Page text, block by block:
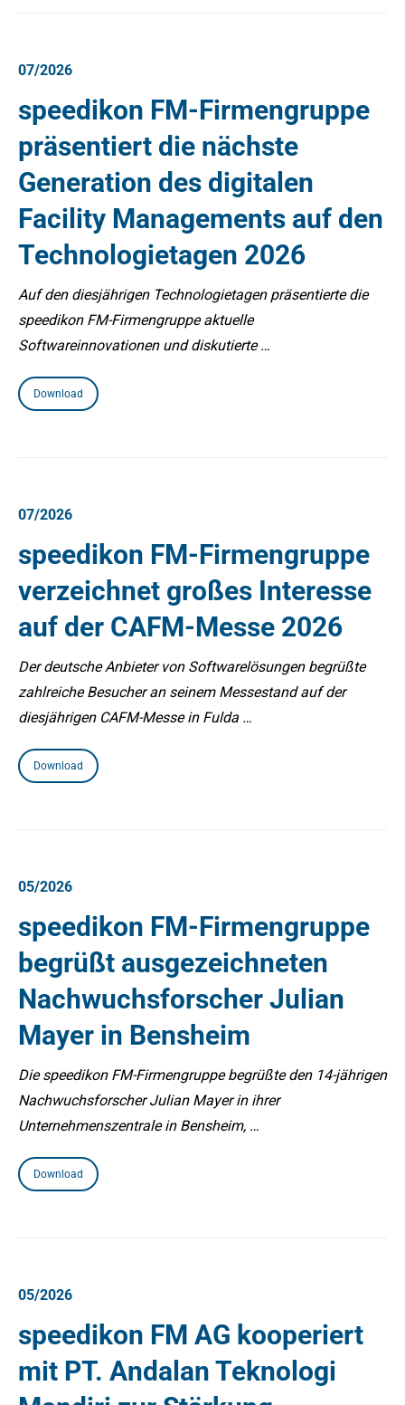
07/2026
speedikon FM-Firmengruppe
präsentiert die nächste
Generation des digitalen
Facility Managements auf den
Technologietagen 2026
Auf den diesjährigen Technologietagen präsentierte die
speedikon FM-Firmengruppe aktuelle
Softwareinnovationen und diskutierte …
Download
07/2026
speedikon FM-Firmengruppe
verzeichnet großes Interesse
auf der CAFM-Messe 2026
Der deutsche Anbieter von Softwarelösungen begrüßte
zahlreiche Besucher an seinem Messestand auf der
diesjährigen CAFM-Messe in Fulda …
Download
05/2026
speedikon FM-Firmengruppe
begrüßt ausgezeichneten
Nachwuchsforscher Julian
Mayer in Bensheim
Die speedikon FM-Firmengruppe begrüßte den 14-jährigen
Nachwuchsforscher Julian Mayer in ihrer
Unternehmenszentrale in Bensheim, …
Download
05/2026
speedikon FM AG kooperiert
mit PT. Andalan Teknologi